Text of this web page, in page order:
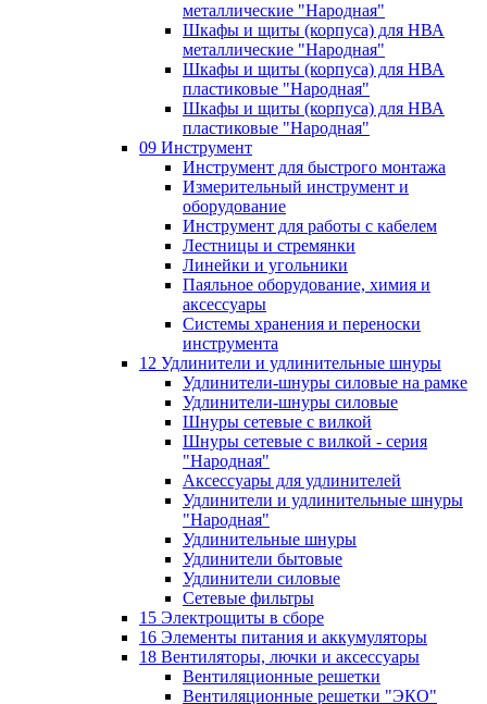
металлические "Народная"
Шкафы и щиты (корпуса) для НВА
металлические "Народная"
Шкафы и щиты (корпуса) для НВА
пластиковые "Народная"
Шкафы и щиты (корпуса) для НВА
пластиковые "Народная"
09 Инструмент
Инструмент для быстрого монтажа
Измерительный инструмент и
оборудование
Инструмент для работы с кабелем
Лестницы и стремянки
Линейки и угольники
Паяльное оборудование, химия и
аксессуары
Системы хранения и переноски
инструмента
12 Удлинители и удлинительные шнуры
Удлинители-шнуры силовые на рамке
Удлинители-шнуры силовые
Шнуры сетевые с вилкой
Шнуры сетевые с вилкой - серия
"Народная"
Аксессуары для удлинителей
Удлинители и удлинительные шнуры
"Народная"
Удлинительные шнуры
Удлинители бытовые
Удлинители силовые
Сетевые фильтры
15 Электрощиты в сборе
16 Элементы питания и аккумуляторы
18 Вентиляторы, лючки и аксессуары
Вентиляционные решетки
Вентиляционные решетки "ЭКО"